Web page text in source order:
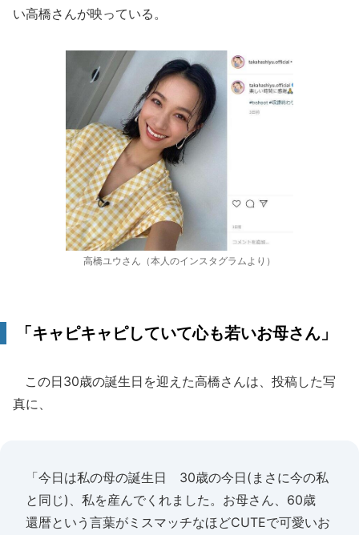
い高橋さんが映っている。
高橋ユウさん（本人のインスタグラムより）
「キャピキャピしていて心も若いお母さん」
この日30歳の誕生日を迎えた高橋さんは、投稿した写
真に、
「今日は私の母の誕生日 30歳の今日(まさに今の私
と同じ)、私を産んでくれました。お母さん、60歳
還暦という言葉がミスマッチなほどCUTEで可愛いお